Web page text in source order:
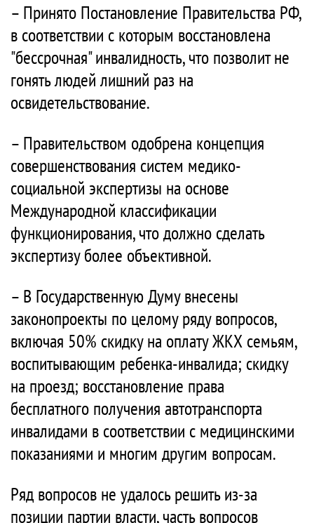
– Принято Постановление Правительства РФ,
в соответствии с которым восстановлена
"бессрочная" инвалидность, что позволит не
гонять людей лишний раз на
освидетельствование.
– Правительством одобрена концепция
совершенствования систем медико-
социальной экспертизы на основе
Международной классификации
функционирования, что должно сделать
экспертизу более объективной.
– В Государственную Думу внесены
законопроекты по целому ряду вопросов,
включая 50% скидку на оплату ЖКХ семьям,
воспитывающим ребенка-инвалида; скидку
на проезд; восстановление права
бесплатного получения автотранспорта
инвалидами в соответствии с медицинскими
показаниями и многим другим вопросам.
Ряд вопросов не удалось решить из-за
позиции партии власти, часть вопросов